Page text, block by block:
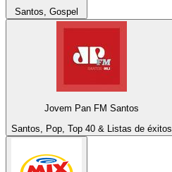
Santos, Gospel
Jovem Pan FM Santos
Santos, Pop, Top 40 & Listas de éxitos